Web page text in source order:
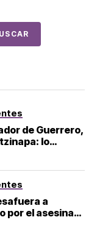
de Guerrero,
lo
sobre los
a
por el asesinato